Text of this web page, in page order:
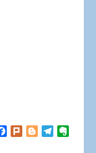
Facebook
Plurk BloggerTelegram